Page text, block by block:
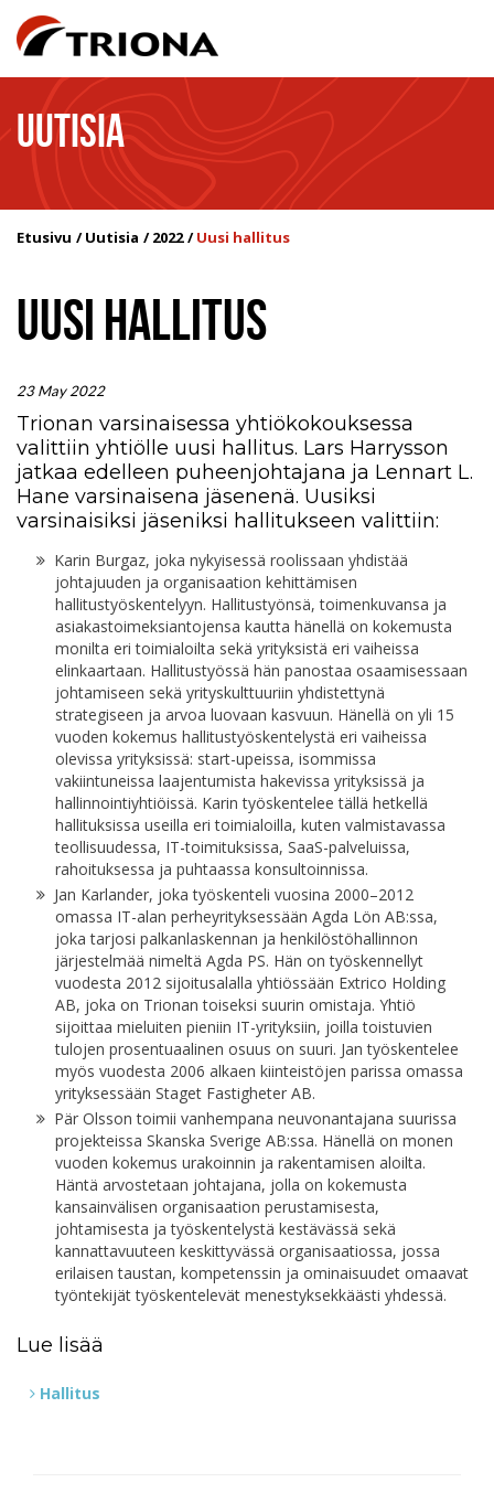
UUTISIA
Etusivu Uutisia 2022 Uusi hallitus
UUSI HALLITUS
23 May 2022
Trionan varsinaisessa yhtiökokouksessa
valittiin yhtiölle uusi hallitus. Lars Harrysson
jatkaa edelleen puheenjohtajana ja Lennart L.
Hane varsinaisena jäsenenä. Uusiksi
varsinaisiksi jäseniksi hallitukseen valittiin:
Karin Burgaz, joka nykyisessä roolissaan yhdistää
johtajuuden ja organisaation kehittämisen
hallitustyöskentelyyn. Hallitustyönsä, toimenkuvansa ja
asiakastoimeksiantojensa kautta hänellä on kokemusta
monilta eri toimialoilta sekä yrityksistä eri vaiheissa
elinkaartaan. Hallitustyössä hän panostaa osaamisessaan
johtamiseen sekä yrityskulttuuriin yhdistettynä
strategiseen ja arvoa luovaan kasvuun. Hänellä on yli 15
vuoden kokemus hallitustyöskentelystä eri vaiheissa
olevissa yrityksissä: start-upeissa, isommissa
vakiintuneissa laajentumista hakevissa yrityksissä ja
hallinnointiyhtiöissä. Karin työskentelee tällä hetkellä
hallituksissa useilla eri toimialoilla, kuten valmistavassa
teollisuudessa, IT-toimituksissa, SaaS-palveluissa,
rahoituksessa ja puhtaassa konsultoinnissa.
Jan Karlander, joka työskenteli vuosina 2000–2012
omassa IT-alan perheyrityksessään Agda Lön AB:ssa,
joka tarjosi palkanlaskennan ja henkilöstöhallinnon
järjestelmää nimeltä Agda PS. Hän on työskennellyt
vuodesta 2012 sijoitusalalla yhtiössään Extrico Holding
AB, joka on Trionan toiseksi suurin omistaja. Yhtiö
sijoittaa mieluiten pieniin IT-yrityksiin, joilla toistuvien
tulojen prosentuaalinen osuus on suuri. Jan työskentelee
myös vuodesta 2006 alkaen kiinteistöjen parissa omassa
yrityksessään Staget Fastigheter AB.
Pär Olsson toimii vanhempana neuvonantajana suurissa
projekteissa Skanska Sverige AB:ssa. Hänellä on monen
vuoden kokemus urakoinnin ja rakentamisen aloilta.
Häntä arvostetaan johtajana, jolla on kokemusta
kansainvälisen organisaation perustamisesta,
johtamisesta ja työskentelystä kestävässä sekä
kannattavuuteen keskittyvässä organisaatiossa, jossa
erilaisen taustan, kompetenssin ja ominaisuudet omaavat
työntekijät työskentelevät menestyksekkäästi yhdessä.
Lue lisää
Hallitus